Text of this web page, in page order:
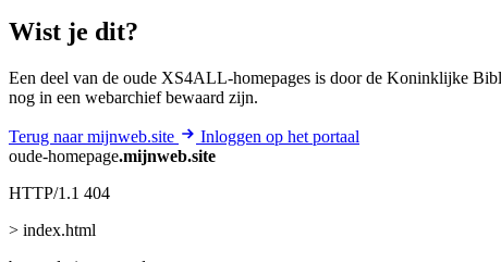
Wist je dit?
Een deel van de oude XS4ALL-homepages is door de Koninklijke
nog in een webarchief bewaard zijn.
Terug naar mijnweb.site
Inloggen op het portaal
oude-homepage.mijnweb.site
HTTP/1.1 404
> index.html